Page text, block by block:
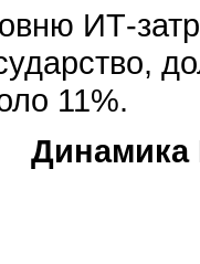
ИТ-
11%.
Динамика